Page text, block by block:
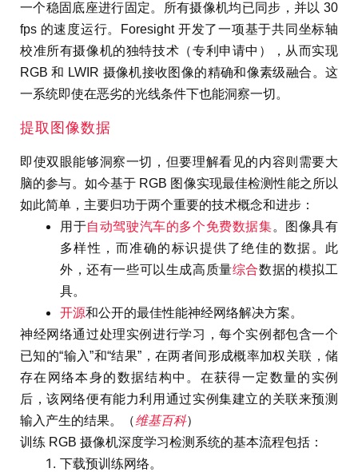
一个稳固底座进行固定。所有摄像机均已同步，并以 30
fps 的速度运行。Foresight 开发了一项基于共同坐标轴
校准所有摄像机的独特技术（专利申请中），从而实现
RGB 和 LWIR 摄像机接收图像的精确和像素级融合。这
一系统即使在恶劣的光线条件下也能洞察一切。
提取图像数据
即使双眼能够洞察一切，但要理解看见的内容则需要大
脑的参与。如今基于 RGB 图像实现最佳检测性能之所以
如此简单，主要归功于两个重要的技术概念和进步：
用于自动驾驶汽车的多个免费数据集。图像具有
多样性，而准确的标识提供了绝佳的数据。此
外，还有一些可以生成高质量综合数据的模拟工
具。
开源和公开的最佳性能神经网络解决方案。
神经网络通过处理实例进行学习，每个实例都包含一个
已知的“输入”和“结果”，在两者间形成概率加权关联，储
存在网络本身的数据结构中。在获得一定数量的实例
后，该网络便有能力利用通过实例集建立的关联来预测
输入产生的结果。（维基百科）
训练 RGB 摄像机深度学习检测系统的基本流程包括：
下载预训练网络。